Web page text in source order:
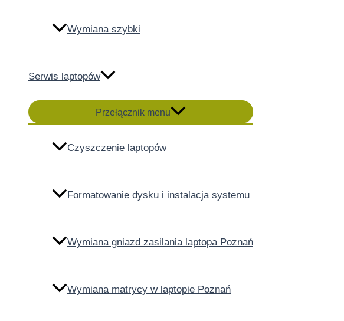
Wymiana szybki
Serwis laptopów
Przełącznik menu
Czyszczenie laptopów
Formatowanie dysku i instalacja systemu
Wymiana gniazd zasilania laptopa Poznań
Wymiana matrycy w laptopie Poznań